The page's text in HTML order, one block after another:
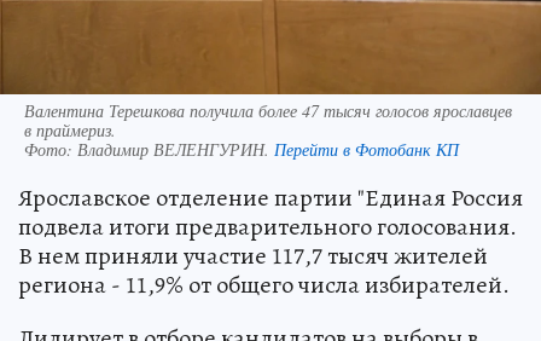
Валентина Терешкова получила более 47 тысяч голосов ярославцев
в праймериз.
Фото: Владимир ВЕЛЕНГУРИН. Перейти в Фотобанк КП
Ярославское отделение партии "Единая Россия
подвела итоги предварительного голосования.
В нем приняли участие 117,7 тысяч жителей
региона - 11,9% от общего числа избирателей.